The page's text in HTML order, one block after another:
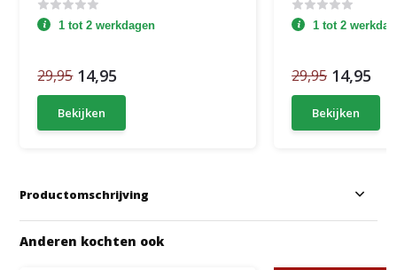
1 tot 2 werkdagen
29,95 14,95
Bekijken
1 tot 2
29,95 14,95
Bekijken
Productomschrijving
Anderen kochten ook